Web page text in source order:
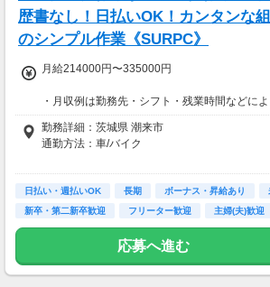
歴書なし！日払いOK！カンタンな
のシンプル作業《SURPC》
月給214000円〜335000円
・月収例は勤務先・シフト・残業時間などによ
り変動します
・各種手当あり（残業手当、休出手当、深夜勤
務がある場合は深夜手当 など）
■日払い制度（新制度）
・最短5分で働いた分の給与を口座受取可能
・スマホからカンタン申請
・1,000円単位で利用可能
■交通費 上限30,000円まで支給 ※会社規定
勤務詳細：茨城県 潮来市
通勤方法：車/バイク
※構内の（無料）駐車場利用OK
※募集の勤務地は面接地の一例です。
ご希望の地域や条件などを伺いながらあなた
日払い・週払いOK 長期 ボーナス・昇給あり
新卒・第二新卒歓迎
フリーター歓迎 主婦(夫)歓迎
学歴不問
応募へ進む